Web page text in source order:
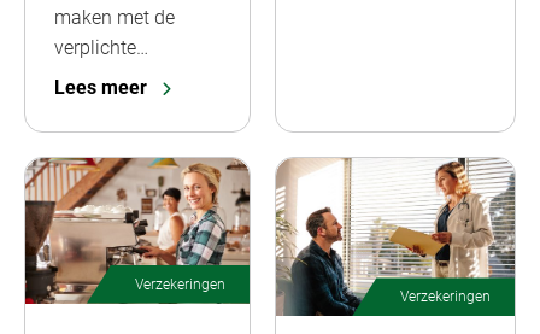
maken met de
verplichte…
Lees meer
Verzekeringen
Verzekeringen